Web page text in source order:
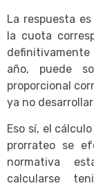
La respuesta
la cuota
año, puede
proporcional
ya no
Eso sí, el
prorrateo se
normativa
calcularse